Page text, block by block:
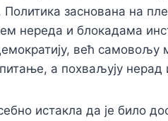
заснована на
нереда и блокадама
већ самовољу
а похваљују нерад
истакла да је било